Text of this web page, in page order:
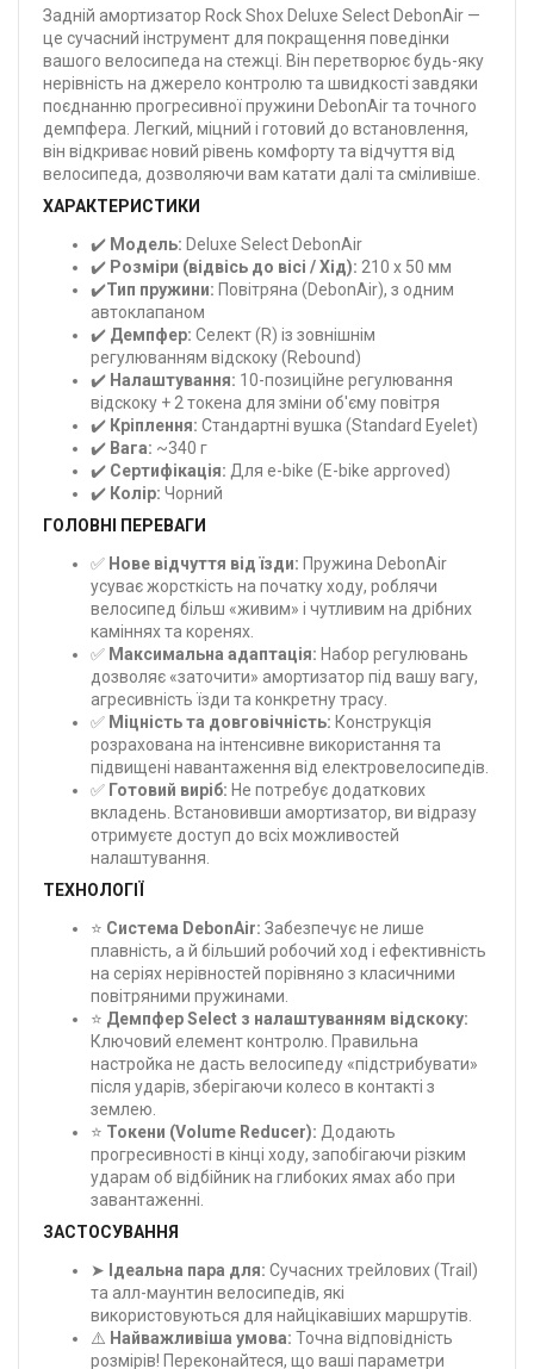
Задній амортизатор Rock Shox Deluxe Select DebonAir —
це сучасний інструмент для покращення поведінки
вашого велосипеда на стежці. Він перетворює будь-яку
нерівність на джерело контролю та швидкості завдяки
поєднанню прогресивної пружини DebonAir та точного
демпфера. Легкий, міцний і готовий до встановлення,
він відкриває новий рівень комфорту та відчуття від
велосипеда, дозволяючи вам катати далі та сміливіше.
ХАРАКТЕРИСТИКИ
✔️ Модель: Deluxe Select DebonAir
✔️ Розміри (відвісь до вісі / Хід): 210 x 50 мм
✔️Тип пружини: Повітряна (DebonAir), з одним
автоклапаном
✔️ Демпфер: Селект (R) із зовнішнім
регулюванням відскоку (Rebound)
✔️ Налаштування: 10-позиційне регулювання
відскоку + 2 токена для зміни об'єму повітря
✔️ Кріплення: Стандартні вушка (Standard Eyelet)
✔️ Вага: ~340 г
✔️ Сертифікація: Для e-bike (E-bike approved)
✔️ Колір: Чорний
ГОЛОВНІ ПЕРЕВАГИ
✅ Нове відчуття від їзди: Пружина DebonAir
усуває жорсткість на початку ходу, роблячи
велосипед більш «живим» і чутливим на дрібних
каміннях та коренях.
✅ Максимальна адаптація: Набор регулювань
дозволяє «заточити» амортизатор під вашу вагу,
агресивність їзди та конкретну трасу.
✅ Міцність та довговічність: Конструкція
розрахована на інтенсивне використання та
підвищені навантаження від електровелосипедів.
✅ Готовий виріб: Не потребує додаткових
вкладень. Встановивши амортизатор, ви відразу
отримуєте доступ до всіх можливостей
налаштування.
ТЕХНОЛОГІЇ
⭐ Система DebonAir: Забезпечує не лише
плавність, а й більший робочий ход і ефективність
на серіях нерівностей порівняно з класичними
повітряними пружинами.
⭐ Демпфер Select з налаштуванням відскоку:
Ключовий елемент контролю. Правильна
настройка не дасть велосипеду «підстрибувати»
після ударів, зберігаючи колесо в контакті з
землею.
⭐ Токени (Volume Reducer): Додають
прогресивності в кінці ходу, запобігаючи різким
ударам об відбійник на глибоких ямах або при
завантаженні.
ЗАСТОСУВАННЯ
➤ Ідеальна пара для: Сучасних трейлових (Trail)
та алл-маунтин велосипедів, які
використовуються для найцікавіших маршрутів.
⚠️ Найважливіша умова: Точна відповідність
розмірів! Переконайтеся, що ваші параметри